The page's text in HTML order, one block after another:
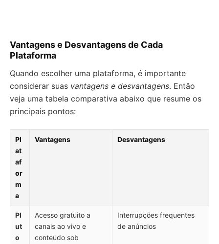
Vantagens e Desvantagens de Cada
Plataforma
Quando escolher uma plataforma, é importante
considerar suas vantagens e desvantagens. Então
veja uma tabela comparativa abaixo que resume os
principais pontos:
Pl
at
af
or
m
a
Vantagens Desvantagens
Pl
ut
o
Acesso gratuito a
canais ao vivo e
conteúdo sob
Interrupções frequentes
de anúncios